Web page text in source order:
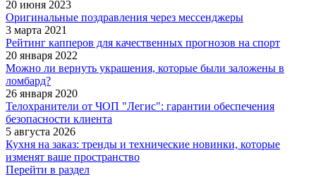
20 июня 2023
Оригинальные поздравления через мессенджеры
3 марта 2021
Рейтинг капперов для качественных прогнозов на спорт
20 января 2022
Можно ли вернуть украшения, которые были заложены в
ломбард?
26 января 2020
Телохранители от ЧОП "Легис": гарантии обеспечения
безопасности клиента
5 августа 2026
Кухня на заказ: тренды и технические новинки, которые
изменят ваше пространство
Перейти в раздел